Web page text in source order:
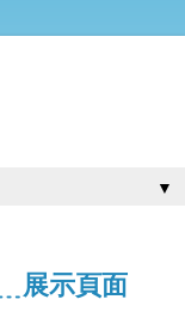
▼
展示頁面